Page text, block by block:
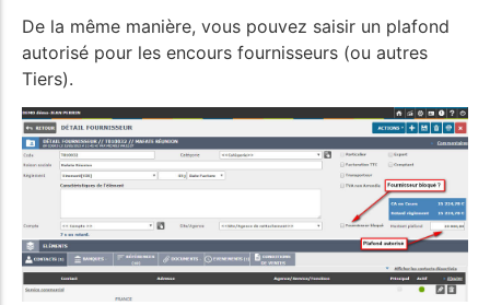
De la même manière, vous pouvez saisir un plafond
autorisé pour les encours fournisseurs (ou autres
Tiers).